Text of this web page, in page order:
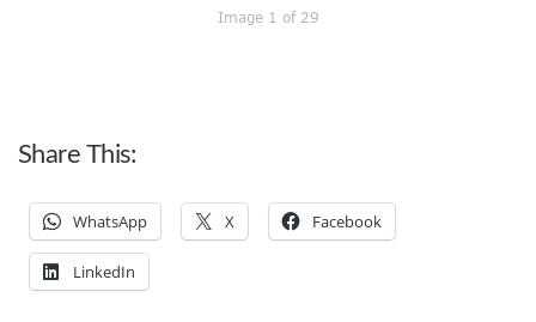
Image 1 of 29
Share This:
WhatsApp X Facebook
LinkedIn